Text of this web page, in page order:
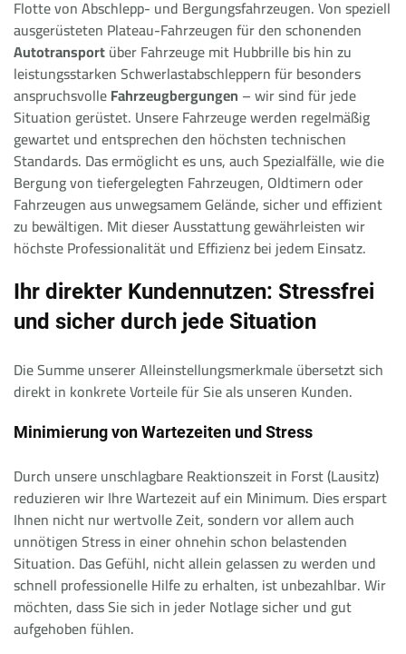
Flotte von Abschlepp- und Bergungsfahrzeugen. Von speziell
ausgerüsteten Plateau-Fahrzeugen für den schonenden
Autotransportüber Fahrzeuge mit Hubbrille bis hin zu
leistungsstarken Schwerlastabschleppern für besonders
anspruchsvolleFahrzeugbergungen – wir sind für jede
Situation gerüstet. Unsere Fahrzeuge werden regelmäßig
gewartet und entsprechen den höchsten technischen
Standards. Das ermöglicht es uns, auch Spezialfälle, wie die
Bergung von tiefergelegten Fahrzeugen, Oldtimern oder
Fahrzeugen aus unwegsamem Gelände, sicher und effizient
zu bewältigen. Mit dieser Ausstattung gewährleisten wir
höchste Professionalität und Effizienz bei jedem Einsatz.
Ihr direkter Kundennutzen: Stressfrei
und sicher durch jede Situation
Die Summe unserer Alleinstellungsmerkmale übersetzt sich
direkt in konkrete Vorteile für Sie als unseren Kunden.
Minimierung von Wartezeiten und Stress
Durch unsere unschlagbare Reaktionszeit in Forst (Lausitz)
reduzieren wir Ihre Wartezeit auf ein Minimum. Dies erspart
Ihnen nicht nur wertvolle Zeit, sondern vor allem auch
unnötigen Stress in einer ohnehin schon belastenden
Situation. Das Gefühl, nicht allein gelassen zu werden und
schnell professionelle Hilfe zu erhalten, ist unbezahlbar. Wir
möchten, dass Sie sich in jeder Notlage sicher und gut
aufgehoben fühlen.